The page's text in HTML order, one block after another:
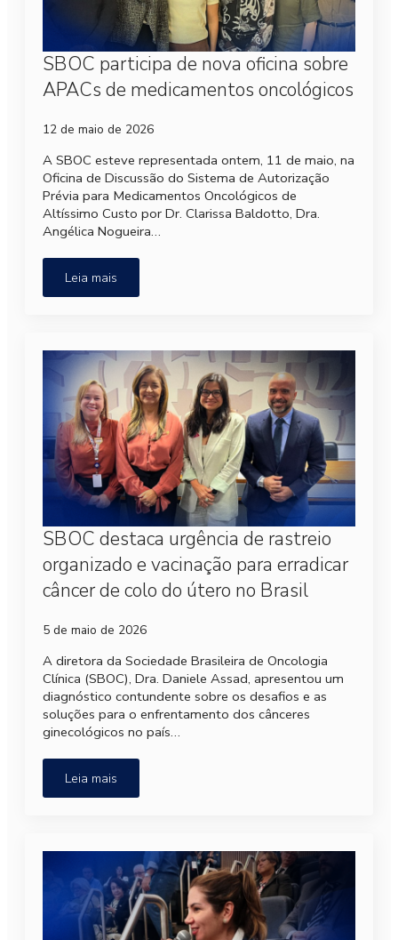
SBOC participa de nova oficina sobre
APACs de medicamentos oncológicos
12 de maio de 2026
A SBOC esteve representada ontem, 11 de maio, na
Oficina de Discussão do Sistema de Autorização
Prévia para Medicamentos Oncológicos de
Altíssimo Custo por Dr. Clarissa Baldotto, Dra.
Angélica Nogueira…
Leia mais
SBOC destaca urgência de rastreio
organizado e vacinação para erradicar
câncer de colo do útero no Brasil
5 de maio de 2026
A diretora da Sociedade Brasileira de Oncologia
Clínica (SBOC), Dra. Daniele Assad, apresentou um
diagnóstico contundente sobre os desafios e as
soluções para o enfrentamento dos cânceres
ginecológicos no país…
Leia mais